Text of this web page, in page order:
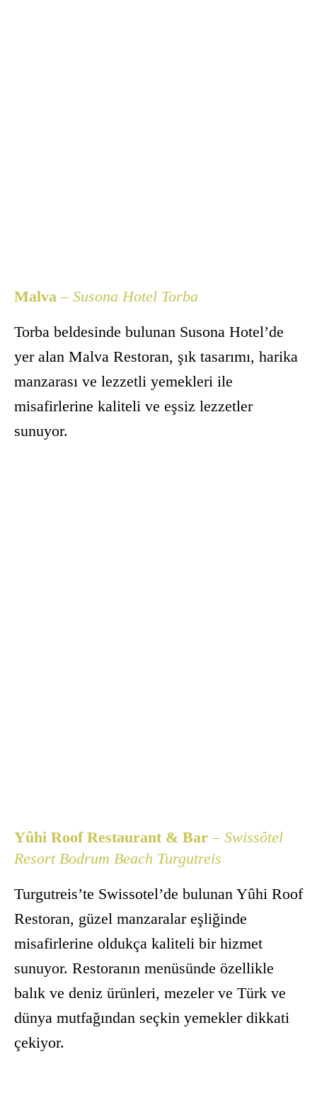
Malva– Susona Hotel Torba
Torba beldesinde bulunan Susona Hotel’de
yer alan Malva Restoran, şık tasarımı, harika
manzarası ve lezzetli yemekleri ile
misafirlerine kaliteli ve eşsiz lezzetler
sunuyor.
Yûhi Roof Restaurant & Bar– Swissôtel
Resort Bodrum Beach Turgutreis
Turgutreis’te Swissotel’de bulunan Yûhi Roof
Restoran, güzel manzaralar eşliğinde
misafirlerine oldukça kaliteli bir hizmet
sunuyor. Restoranın menüsünde özellikle
balık ve deniz ürünleri, mezeler ve Türk ve
dünya mutfağından seçkin yemekler dikkati
çekiyor.